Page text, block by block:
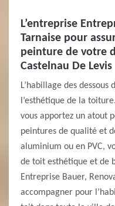
L’entreprise
Tarnaise pour
peinture de votre
Castelnau De Levis
L’habillage des
l’esthétique de la
vous apportez un atout
peintures de qualité et
aluminium ou en PVC,
de toit esthétique et de
Entreprise Bauer,
accompagner pour